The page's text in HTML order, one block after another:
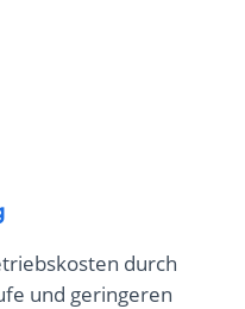
durch
und geringeren